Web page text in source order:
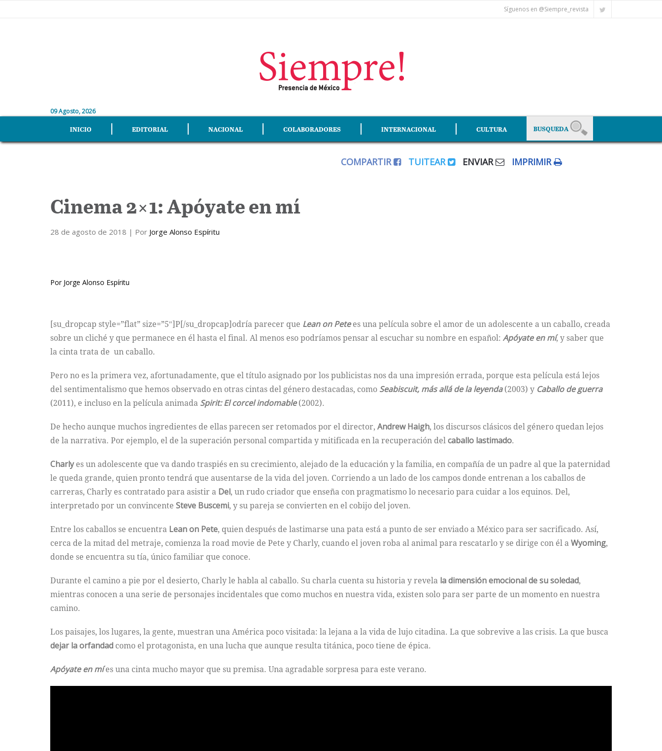
Síguenos en @Siempre_revista
09 Agosto, 2026
INICIO EDITORIAL NACIONAL COLABORADORES INTERNACIONAL CULTURA
COMPARTIR TUITEAR ENVIAR IMPRIMIR
Cinema 2×1: Apóyate en mí
28 de agosto de 2018 | Por Jorge Alonso Espíritu
Por Jorge Alonso Espíritu
[su_dropcap style=”flat” size=”5″]P[/su_dropcap]odría parecer que Lean on Pete es una película sobre el amor de un adolescente a un caballo, creada
sobre un cliché y que permanece en él hasta el final. Al menos eso podríamos pensar al escuchar su nombre en español: Apóyate en mí, y saber que
la cinta trata de un caballo.
Pero no es la primera vez, afortunadamente, que el título asignado por los publicistas nos da una impresión errada, porque esta película está lejos
del sentimentalismo que hemos observado en otras cintas del género destacadas, como Seabiscuit, más allá de la leyenda(2003) y Caballo de guerra
(2011), e incluso en la película animada Spirit: El corcel indomable (2002).
De hecho aunque muchos ingredientes de ellas parecen ser retomados por el director, Andrew Haigh, los discursos clásicos del género quedan lejos
de la narrativa. Por ejemplo, el de la superación personal compartida y mitificada en la recuperación delcaballo lastimado.
Charlyes un adolescente que va dando traspiés en su crecimiento, alejado de la educación y la familia, en compañía de un padre al que la paternidad
le queda grande, quien pronto tendrá que ausentarse de la vida del joven. Corriendo a un lado de los campos donde entrenan a los caballos de
carreras, Charly es contratado para asistir a Del, un rudo criador que enseña con pragmatismo lo necesario para cuidar a los equinos. Del,
interpretado por un convincente Steve Buscemi, y su pareja se convierten en el cobijo del joven.
Entre los caballos se encuentra Lean on Pete, quien después de lastimarse una pata está a punto de ser enviado a México para ser sacrificado. Así,
cerca de la mitad del metraje, comienza la road movie de Pete y Charly, cuando el joven roba al animal para rescatarlo y se dirige con él aWyoming,
donde se encuentra su tía, único familiar que conoce.
Durante el camino a pie por el desierto, Charly le habla al caballo. Su charla cuenta su historia y revela la dimensión emocional de su soledad,
mientras conocen a una serie de personajes incidentales que como muchos en nuestra vida, existen solo para ser parte de un momento en nuestra
camino.
Los paisajes, los lugares, la gente, muestran una América poco visitada: la lejana a la vida de lujo citadina. La que sobrevive a las crisis. La que busca
dejar la orfandad como el protagonista, en una lucha que aunque resulta titánica, poco tiene de épica.
Apóyate en míes una cinta mucho mayor que su premisa. Una agradable sorpresa para este verano.